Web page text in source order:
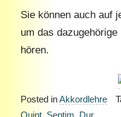
Sie können auch auf
um das
hören.
Posted inAkkordlehre
Quint, Septim, Dur